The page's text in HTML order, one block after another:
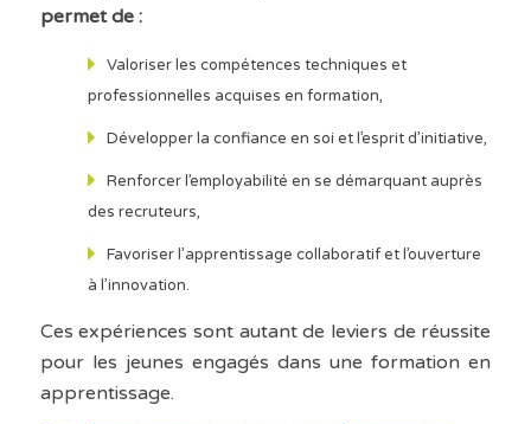
permet de :
Valoriser les compétences techniques et
professionnelles acquises en formation,
Développer la confiance en soi et l’esprit d’initiative,
Renforcer l’employabilité en se démarquant auprès
des recruteurs,
Favoriser l’apprentissage collaboratif et l’ouverture
à l’innovation.
Ces expériences sont autant de leviers de réussite
pour les jeunes engagés dans une formation en
apprentissage.